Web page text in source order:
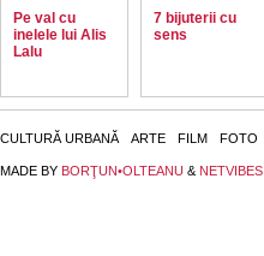
Pe val cu
inelele lui Alis
Lalu
7 bijuterii cu
sens
CULTURĂ URBANĂ ARTE FILM FOTO
MADE BY BORŢUN•OLTEANU & NETVIBES